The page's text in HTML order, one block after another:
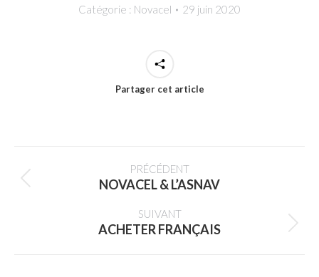
Catégorie : Novacel 29 juin 2020
Partager cet article
ARTICLE
PRÉCÉDENT
Article
précédent
:
NOVACEL & L’ASNAV
SUIVANT
Article
ACHETER FRANÇAIS